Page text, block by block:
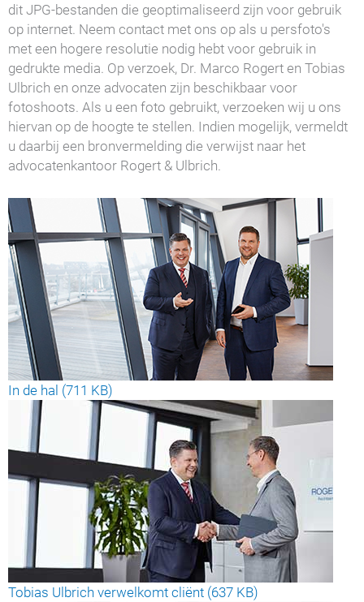
dit JPG-bestanden die geoptimaliseerd zijn voor gebruik
op internet. Neem contact met ons op als u persfoto's
met een hogere resolutie nodig hebt voor gebruik in
gedrukte media. Op verzoek, Dr. Marco Rogert en Tobias
Ulbrich en onze advocaten zijn beschikbaar voor
fotoshoots. Als u een foto gebruikt, verzoeken wij u ons
hiervan op de hoogte te stellen. Indien mogelijk, vermeldt
u daarbij een bronvermelding die verwijst naar het
advocatenkantoor Rogert & Ulbrich.
In de hal (711 KB)
Tobias Ulbrich verwelkomt cliënt (637 KB)